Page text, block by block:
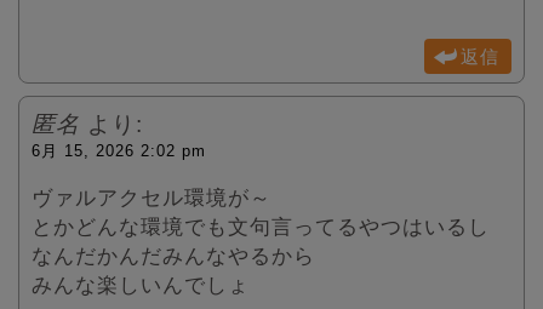
返信
匿名 より:
6月 15, 2026 2:02 pm
ヴァルアクセル環境が～
とかどんな環境でも文句言ってるやつはいるし
なんだかんだみんなやるから
みんな楽しいんでしょ